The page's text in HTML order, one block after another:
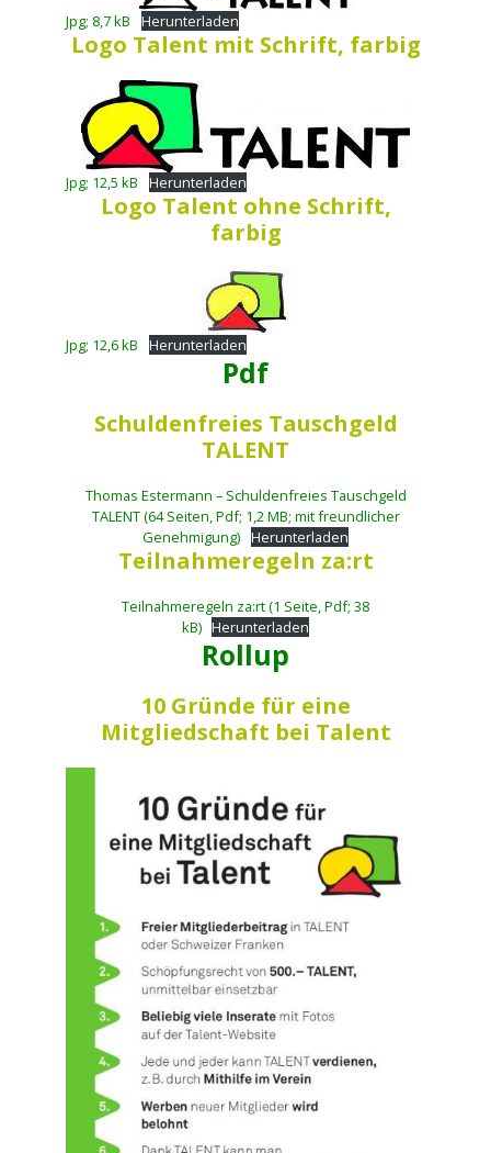
Jpg; 8,7 kB Herunterladen
Logo Talent mit Schrift, farbig
Jpg; 12,5 kB Herunterladen
Logo Talent ohne Schrift,
farbig
Jpg; 12,6 kB Herunterladen
Pdf
Schuldenfreies Tauschgeld
TALENT
Thomas Estermann – Schuldenfreies Tauschgeld
TALENT (64 Seiten, Pdf; 1,2 MB; mit freundlicher
Genehmigung) Herunterladen
Teilnahmeregeln za:rt
Teilnahmeregeln za:rt (1 Seite, Pdf; 38
kB) Herunterladen
Rollup
10 Gründe für eine
Mitgliedschaft bei Talent